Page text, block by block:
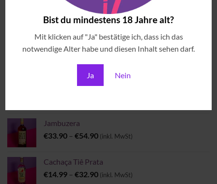
Bist du mindestens 18 Jahre alt?
Mit klicken auf "Ja" bestätige ich, dass ich das
notwendige Alter habe und diesen Inhalt sehen darf.
Ja Nein
MEISTVERKAUFTE ARTIKEL
Blauer Frizzante Principe
Copo Americano Serie
Jambuzera
€33.90 – €54.90Preisspanne:
€54.90
(inkl. MwSt)
Cachaça Tiê Prata
€14.99 – €32.90Preisspanne:
(inkl. MwSt)